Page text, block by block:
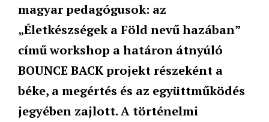
magyar pedagógusok: az
„Életkészségek a Föld nevű hazában”
című workshop a határon átnyúló
BOUNCE BACK projekt részeként a
béke, a megértés és az együttműködés
jegyében zajlott. A történelmi